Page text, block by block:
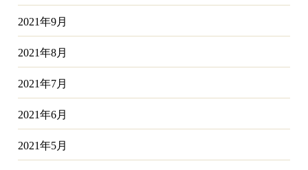
2021年9月
2021年8月
2021年7月
2021年6月
2021年5月